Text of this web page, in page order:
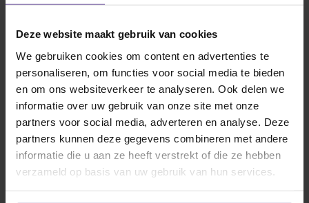
Deze website maakt gebruik van cookies
We gebruiken cookies om content en advertenties te
personaliseren, om functies voor social media te bieden
en om ons websiteverkeer te analyseren. Ook delen we
informatie over uw gebruik van onze site met onze
partners voor social media, adverteren en analyse. Deze
partners kunnen deze gegevens combineren met andere
informatie die u aan ze heeft verstrekt of die ze hebben
verzameld op basis van uw gebruik van hun services.
werk!
2. Onderhoud: Iedereen heeft verzorging nodig, dus ook
onze vriend. Prunus dom. Valor wil graag 1x per jaar
gesnoeid worden, hij heeft het liefst dat je dit tussen
Januari en Maart doet. Oudere bomen snoeien in de zomer.
Hoe? Zorg dat de kroon uitgedund wordt, zodat de
pruimen voldoende ruimte krijgen. Op goede
luchtdoorlatende grond groeit deze pruimenboom het